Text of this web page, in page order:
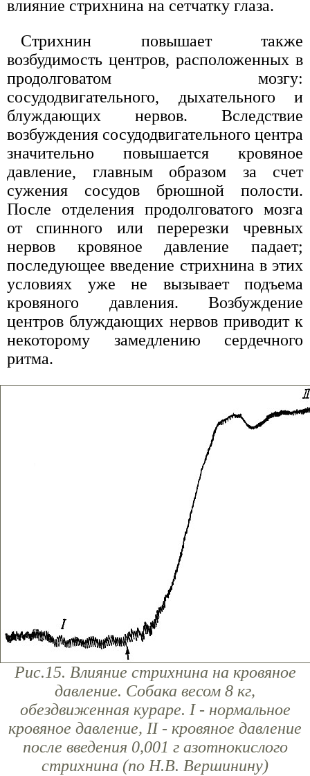
влияние стрихнина на сетчатку глаза.
Стрихнин повышает также
возбудимость центров, расположенных в
продолговатом мозгу:
сосудодвигательного, дыхательного и
блуждающих нервов. Вследствие
возбуждения сосудодвигательного центра
значительно повышается кровяное
давление, главным образом за счет
сужения сосудов брюшной полости.
После отделения продолговатого мозга
от спинного или перерезки чревных
нервов кровяное давление падает;
последующее введение стрихнина в этих
условиях уже не вызывает подъема
кровяного давления. Возбуждение
центров блуждающих нервов приводит к
некоторому замедлению сердечного
ритма.
Рис.15. Влияние стрихнина на кровяное
давление. Собака весом 8 кг,
обездвиженная кураре. I - нормальное
кровяное давление, II - кровяное давление
после введения 0,001 г азотнокислого
стрихнина (по Н.В. Вершинину)